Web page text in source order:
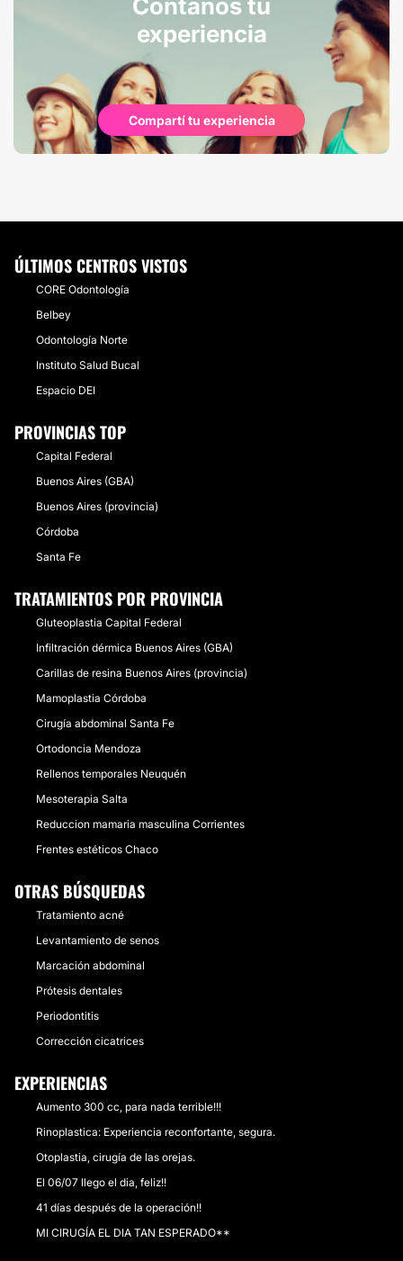
Contanos tu
experiencia
Compartí tu experiencia
ÚLTIMOS CENTROS VISTOS
CORE Odontología
Belbey
Odontología Norte
Instituto Salud Bucal
Espacio DEI
PROVINCIAS TOP
Capital Federal
Buenos Aires (GBA)
Buenos Aires (provincia)
Córdoba
Santa Fe
TRATAMIENTOS POR PROVINCIA
Gluteoplastia Capital Federal
Infiltración dérmica Buenos Aires (GBA)
Carillas de resina Buenos Aires (provincia)
Mamoplastia Córdoba
Cirugía abdominal Santa Fe
Ortodoncia Mendoza
Rellenos temporales Neuquén
Mesoterapia Salta
Reduccion mamaria masculina Corrientes
Frentes estéticos Chaco
OTRAS BÚSQUEDAS
Tratamiento acné
Levantamiento de senos
Marcación abdominal
Prótesis dentales
Periodontitis
Corrección cicatrices
EXPERIENCIAS
Aumento 300 cc, para nada terrible!!!
Rinoplastica: Experiencia reconfortante, segura.
Otoplastia, cirugía de las orejas.
El 06/07 llego el dia, feliz!!
41 días después de la operación!!
MI CIRUGÍA EL DIA TAN ESPERADO**